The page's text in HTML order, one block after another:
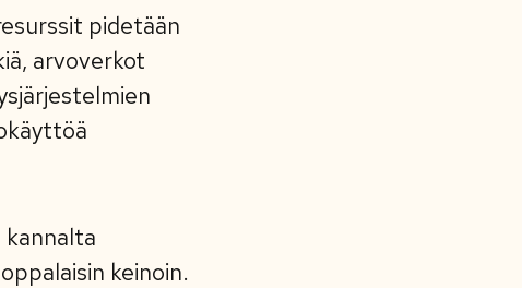
pidetään
arvoverkot
keinoin.